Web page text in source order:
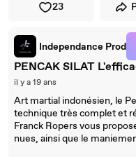
23
Independance Prod
PENCAK SILAT
il y a 19 ans
Art martial indonésien, le
technique très complet et
Franck Ropers vous
nues, ainsi que le